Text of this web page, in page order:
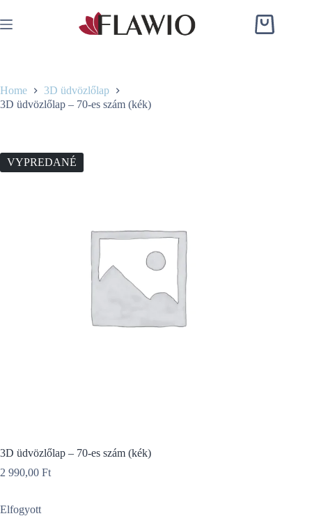
to
content
Shopping
cart
Home
3D üdvözlőlap
3D üdvözlőlap – 70-es szám (kék)
VYPREDANÉ
3D üdvözlőlap – 70-es szám (kék)
2 990,00 Ft
Elfogyott